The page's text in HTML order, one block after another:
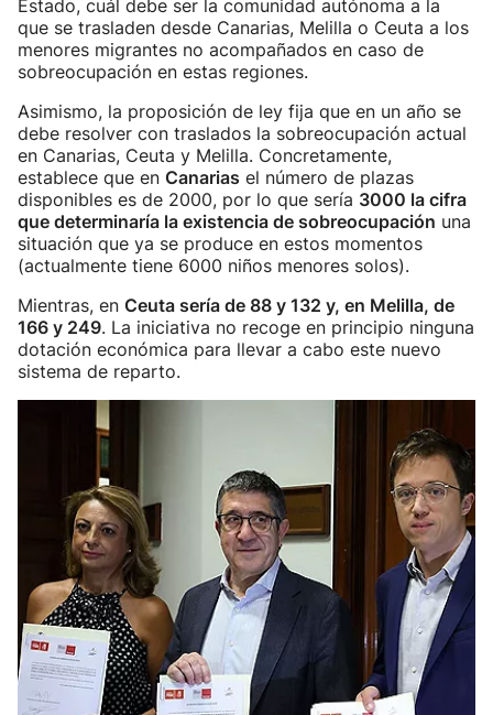
Estado, cuál debe ser la comunidad autónoma a la
que se trasladen desde Canarias, Melilla o Ceuta a los
menores migrantes no acompañados en caso de
sobreocupación en estas regiones.
Asimismo, la proposición de ley fija que en un año se
debe resolver con traslados la sobreocupación actual
en Canarias, Ceuta y Melilla. Concretamente,
establece que en Canarias el número de plazas
disponibles es de 2000, por lo que sería 3000 la cifra
que determinaría la existencia de sobreocupación una
situación que ya se produce en estos momentos
(actualmente tiene 6000 niños menores solos).
Mientras, en Ceuta sería de 88 y 132 y, en Melilla, de
166 y 249. La iniciativa no recoge en principio ninguna
dotación económica para llevar a cabo este nuevo
sistema de reparto.